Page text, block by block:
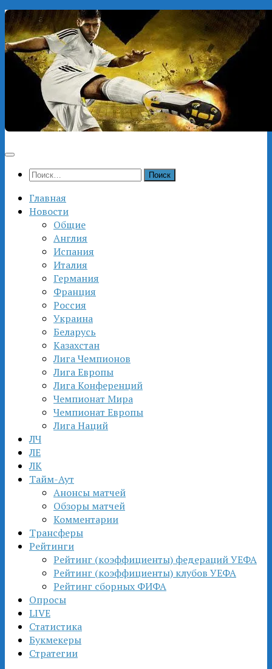
Перейти
к
содержимому
Найти:
Главная
Новости
Общие
Англия
Испания
Италия
Германия
Франция
Россия
Украина
Беларусь
Казахстан
Лига Чемпионов
Лига Европы
Лига Конференций
Чемпионат Мира
Чемпионат Европы
Лига Наций
ЛЧ
ЛЕ
ЛК
Тайм-Аут
Анонсы матчей
Обзоры матчей
Комментарии
Трансферы
Рейтинги
Рейтинг (коэффициенты) федераций УЕФА
Рейтинг (коэффициенты) клубов УЕФА
Рейтинг сборных ФИФА
Опросы
LIVE
Статистика
Букмекеры
Стратегии